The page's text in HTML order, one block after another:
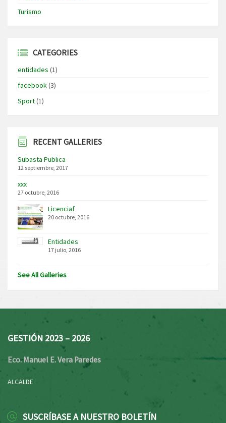
Turismo
CATEGORIES
entidades (1)
facebook(3)
Sport(1)
RECENT GALLERIES
Subasta Publica
12 septiembre, 2017
xxx
27 octubre, 2016
Licenciaf
20 octubre, 2016
Entidades
17 julio, 2016
See All Galleries
GESTIÓN 2023 – 2026
Eco. Manuel E. Vera Paredes
ALCALDE
SUSCRÍBASE A NUESTRO BOLETÍN